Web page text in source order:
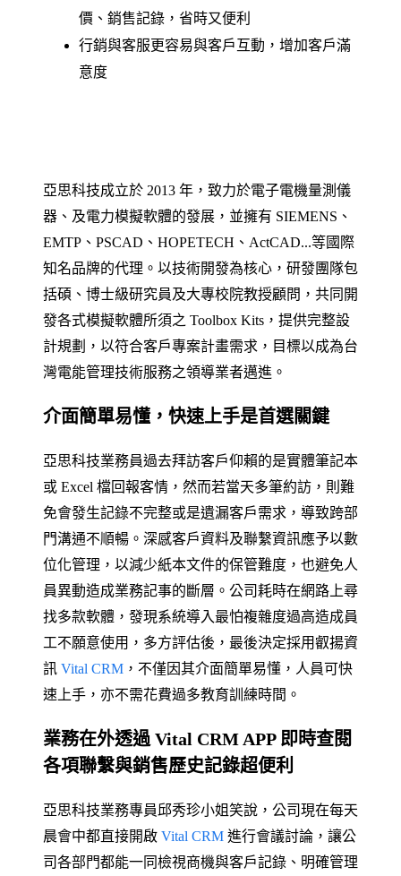
價、銷售記錄，省時又便利
行銷與客服更容易與客戶互動，增加客戶滿
意度
亞思科技成立於 2013 年，致力於電子電機量測儀
器、及電力模擬軟體的發展，並擁有 SIEMENS、
EMTP、PSCAD、HOPETECH、ActCAD...等國際
知名品牌的代理。以技術開發為核心，研發團隊包
括碩、博士級研究員及大專校院教授顧問，共同開
發各式模擬軟體所須之 Toolbox Kits，提供完整設
計規劃，以符合客戶專案計畫需求，目標以成為台
灣電能管理技術服務之領導業者邁進。
介面簡單易懂，快速上手是首選關鍵
亞思科技業務員過去拜訪客戶仰賴的是實體筆記本
或 Excel 檔回報客情，然而若當天多筆約訪，則難
免會發生記錄不完整或是遺漏客戶需求，導致跨部
門溝通不順暢。深感客戶資料及聯繫資訊應予以數
位化管理，以減少紙本文件的保管難度，也避免人
員異動造成業務記事的斷層。公司耗時在網路上尋
找多款軟體，發現系統導入最怕複雜度過高造成員
工不願意使用，多方評估後，最後決定採用叡揚資
訊 Vital CRM ，不僅因其介面簡單易懂，人員可快
速上手，亦不需花費過多教育訓練時間。
業務在外透過 Vital CRM APP 即時查閱
各項聯繫與銷售歷史記錄超便利
亞思科技業務專員邱秀珍小姐笑說，公司現在每天
晨會中都直接開啟 Vital CRM 進行會議討論，讓公
司各部門都能一同檢視商機與客戶記錄、明確管理